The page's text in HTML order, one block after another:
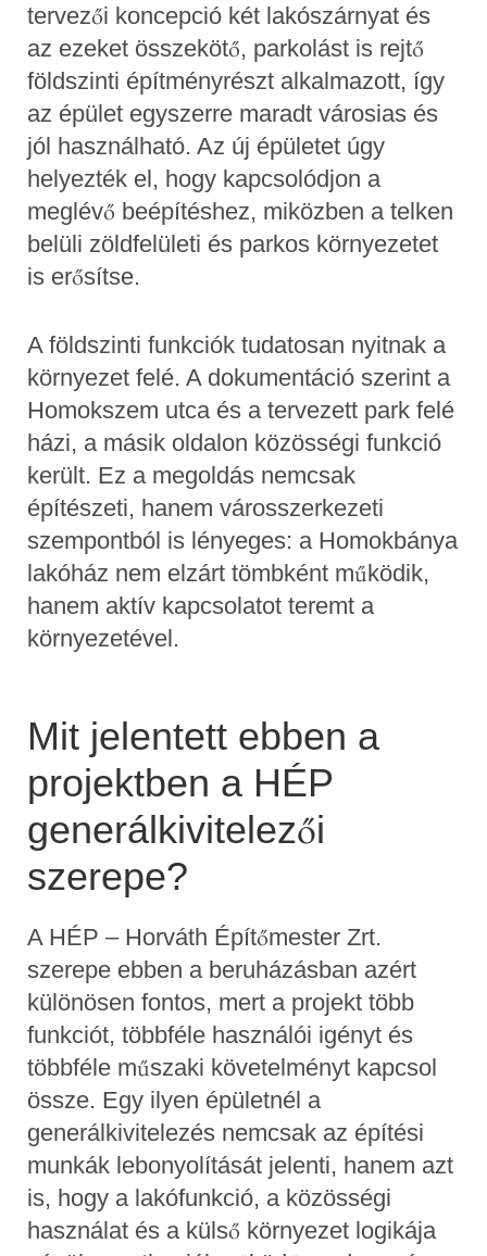
tervezői koncepció két lakószárnyat és
az ezeket összekötő, parkolást is rejtő
földszinti építményrészt alkalmazott, így
az épület egyszerre maradt városias és
jól használható. Az új épületet úgy
helyezték el, hogy kapcsolódjon a
meglévő beépítéshez, miközben a telken
belüli zöldfelületi és parkos környezetet
is erősítse.
A földszinti funkciók tudatosan nyitnak a
környezet felé. A dokumentáció szerint a
Homokszem utca és a tervezett park felé
házi, a másik oldalon közösségi funkció
került. Ez a megoldás nemcsak
építészeti, hanem városszerkezeti
szempontból is lényeges: a Homokbánya
lakóház nem elzárt tömbként működik,
hanem aktív kapcsolatot teremt a
környezetével.
Mit jelentett ebben a
projektben a HÉP
generálkivitelezői
szerepe?
A HÉP – Horváth Építőmester Zrt.
szerepe ebben a beruházásban azért
különösen fontos, mert a projekt több
funkciót, többféle használói igényt és
többféle műszaki követelményt kapcsol
össze. Egy ilyen épületnél a
generálkivitelezés nemcsak az építési
munkák lebonyolítását jelenti, hanem azt
is, hogy a lakófunkció, a közösségi
használat és a külső környezet logikája